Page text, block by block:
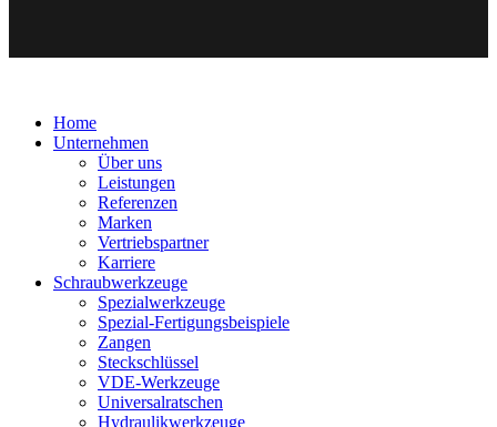
Home
Unternehmen
Über uns
Leistungen
Referenzen
Marken
Vertriebspartner
Karriere
Schraubwerkzeuge
Spezialwerkzeuge
Spezial-Fertigungsbeispiele
Zangen
Steckschlüssel
VDE-Werkzeuge
Universalratschen
Hydraulikwerkzeuge